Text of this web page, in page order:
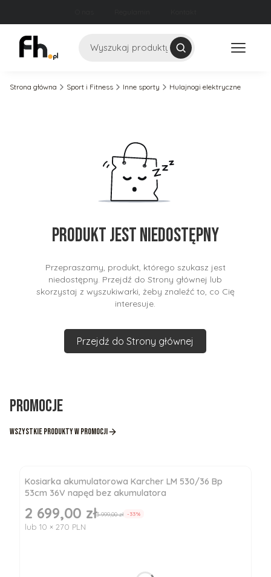
Szukaj
Strona główna Sport i Fitness Inne sporty Hulajnogi elektryczne
Produkt jest niedostępny
Przepraszamy, produkt, którego szukasz jest
niedostępny. Przejdź do Strony głównej lub
skorzystaj z wyszukiwarki, żeby znaleźć to, co Cię
interesuje.
Przejdź do Strony głównej
Promocje
Wszystkie produkty w promocji
Kosiarka akumulatorowa Karcher LM 530/36 Bp
53cm 36V napęd bez akumulatora
Cena promocyjna
2 699,00 zł3 999,00 zł -33%
lub 10 × 270 PLN